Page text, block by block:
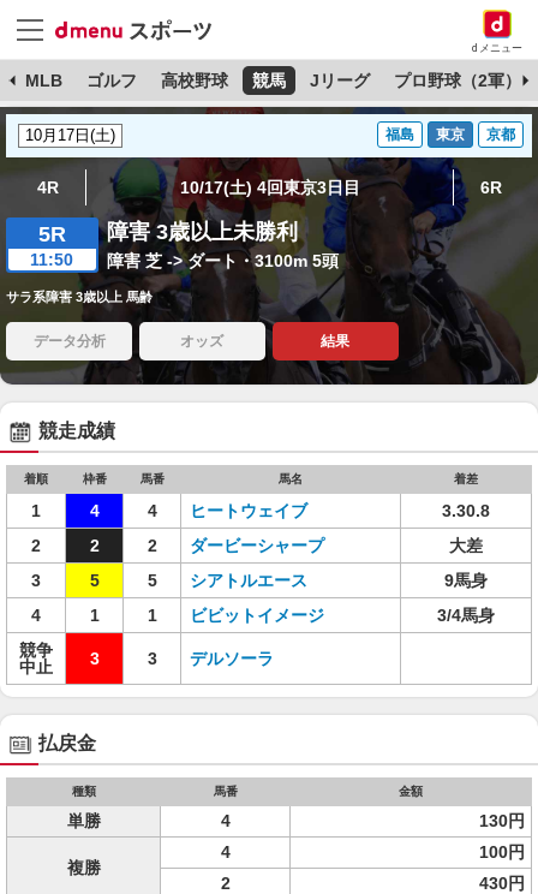
dメニュー
MLB ゴルフ 高校野球 競馬 Jリーグ プロ野球（2軍）
福島 東京 京都
4R 10/17(土) 4回東京3日目 6R
5R
11:50
障害 3歳以上未勝利
障害 芝 -> ダート・3100m 5頭
サラ系障害 3歳以上 馬齢
データ分析 オッズ 結果
競走成績
着順 枠番 馬番 馬名 着差
1 4 4 ヒートウェイブ
3.30.8
2
2 2 ダービーシャープ
大差
3
5 5 シアトルエース
9馬身
4
1 1 ビビットイメージ
3/4馬身
競争
中止
3 3 デルソーラ
払戻金
種類 馬番 金額
単勝 4 130円
複勝
4
100円
2
430円